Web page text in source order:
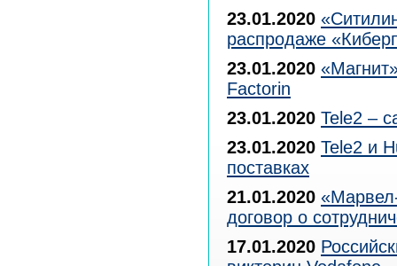
23.01.2020
распродаже
23.01.2020
Factorin
23.01.2020 Tele2 –
23.01.2020 Tele2 и
поставках
21.01.2020
договор о
17.01.2020